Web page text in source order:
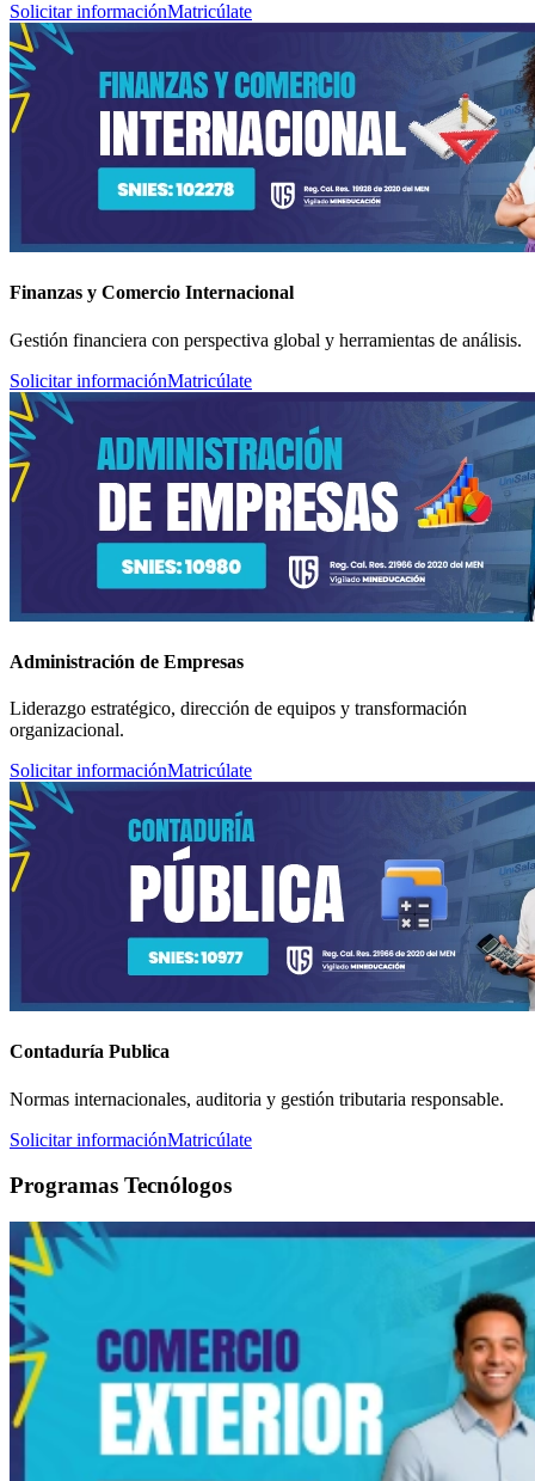
Solicitar informaciónMatricúlate
Finanzas y Comercio Internacional
Gestión financiera con perspectiva global y herramientas de análisis.
Solicitar informaciónMatricúlate
Administración de Empresas
Liderazgo estratégico, dirección de equipos y transformación
organizacional.
Solicitar informaciónMatricúlate
Contaduría Publica
Normas internacionales, auditoria y gestión tributaria responsable.
Solicitar informaciónMatricúlate
Programas Tecnólogos